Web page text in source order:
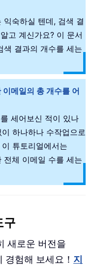
숙하실 텐데, 검색 결
고 계신가요? 이 문서
결과의 개수를 세는
메일의 총 개수를 어
세어보신 적이 있나
하나하나 수작업으로
튜토리얼에서는
체 이메일 수를 세는
구
새로운 버전을
험해 보세요！ 지